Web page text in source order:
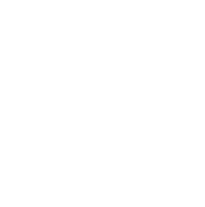
La cofradía de la
incrementando su
procesional a las